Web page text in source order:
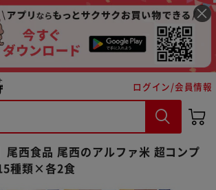
ログイン/会員情報
尾西食品 尾西のアルファ米 超コンプ
種類×各2食